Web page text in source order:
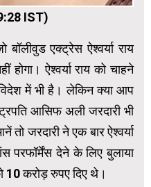
IST)
एक्ट्रेस ऐश्वर्या राय
होगा। ऐश्वर्या राय को चाहने
विदेश में भी है। लेकिन क्या आप
आसिफ अली जरदारी भी
तो जरदारी ने एक बार ऐश्वर्या
परफॉर्मेंस देने के लिए बुलाया
10 करोड़ रुपए दिए थे।